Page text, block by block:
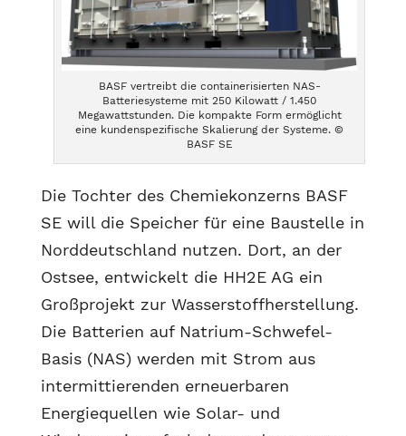
BASF vertreibt die containerisierten NAS-
Batteriesysteme mit 250 Kilowatt / 1.450
Megawattstunden. Die kompakte Form ermöglicht
eine kundenspezifische Skalierung der Systeme. ©
BASF SE
Die Tochter des Chemiekonzerns BASF
SE will die Speicher für eine Baustelle in
Norddeutschland nutzen. Dort, an der
Ostsee, entwickelt die HH2E AG ein
Großprojekt zur Wasserstoffherstellung.
Die Batterien auf Natrium-Schwefel-
Basis (NAS) werden mit Strom aus
intermittierenden erneuerbaren
Energiequellen wie Solar- und